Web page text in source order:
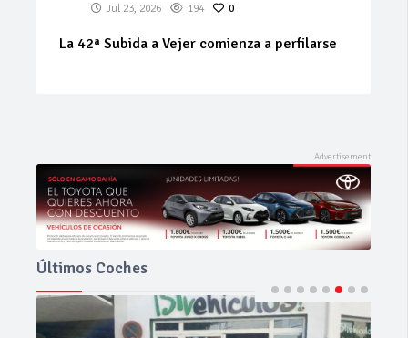
Jul 23, 2026 194 0
La 42ª Subida a Vejer comienza a perfilarse
Últimos Coches